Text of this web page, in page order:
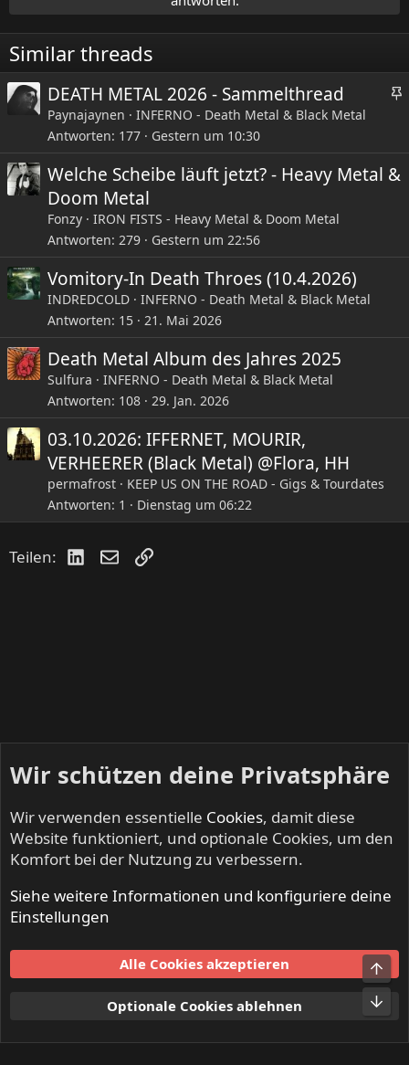
Similar threads
e
t
DEATH METAL 2026 - Sammelthread
Paynajaynen
INFERNO - Death Metal & Black Metal
Antworten 177 Gestern um 10:30
Welche Scheibe läuft jetzt? - Heavy Metal &
Doom Metal
Fonzy
IRON FISTS - Heavy Metal & Doom Metal
Antworten 279 Gestern um 22:56
Vomitory-In Death Throes (10.4.2026)
INDREDCOLD
INFERNO - Death Metal & Black Metal
Antworten 15 21. Mai 2026
Death Metal Album des Jahres 2025
Sulfura
INFERNO - Death Metal & Black Metal
Antworten 108 29. Jan. 2026
03.10.2026: IFFERNET, MOURIR,
VERHEERER (Black Metal) @Flora, HH
permafrost
KEEP US ON THE ROAD - Gigs & Tourdates
Antworten 1 Dienstag um 06:22
Teilen: LinkedIn
E-MailLink
INFERNO - Death Metal & Black Metal
Nutzungsbedingungen
Datenschutz
S
Wir schützen deine Privatsphäre
Wir verwenden essentielle Cookies, damit diese
Website funktioniert, und optionale Cookies, um den
Komfort bei der Nutzung zu verbessern.
Siehe weitere Informationen und konfiguriere deine
Einstellungen
Alle Cookies akzeptieren
Optionale Cookies ablehnen